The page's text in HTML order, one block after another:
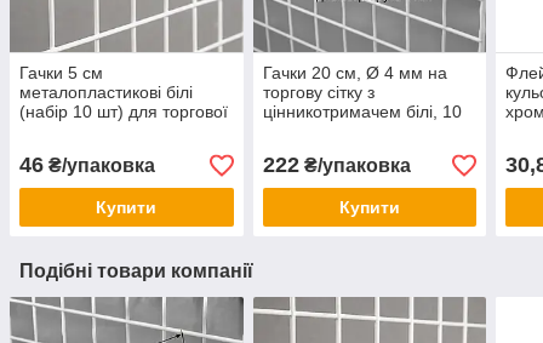
Гачки 5 см
металопластикові білі
(набір 10 шт) для торгової
46 ₴/упаковка
Купити
Гачки 20 см, Ø 4 мм на
торгову сітку з
цінникотримачем білі, 10
222₴/упаковка
Купити
Подібні товари компанії